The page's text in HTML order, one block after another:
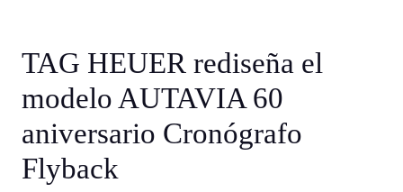
TAG HEUER rediseña el
modelo AUTAVIA 60
aniversario Cronógrafo
Flyback